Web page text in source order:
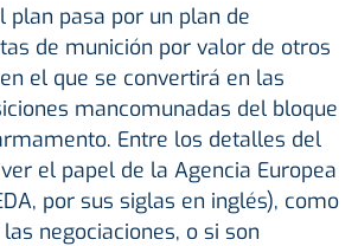
plan pasa por un plan de
de munición por valor de otros
el que se convertirá en las
mancomunadas del bloque
Entre los detalles del
el papel de la Agencia Europea
por sus siglas en inglés), como
negociaciones, o si son